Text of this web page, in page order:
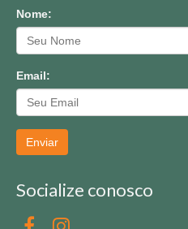
Nome:
Email:
Enviar
Socialize conosco